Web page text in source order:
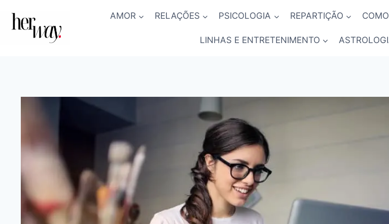
AMOR RELAÇÕES PSICOLOGIA REPARTIÇÃO
LINHAS E ENTRETENIMENTO